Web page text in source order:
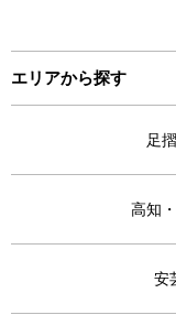
エリアから探す
足
高知
安